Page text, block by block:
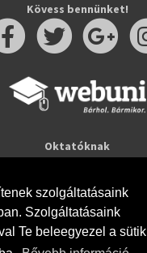
szolgáltatásaink
Szolgáltatásaink
Te beleegyezel a sütik
Kövess bennünket!
Oktatóknak
Webuni Stúdió
Info
Adatkezelési tájékoztató
ÁSZF